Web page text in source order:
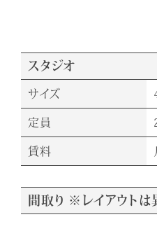
スタジオ
サイズ
定員
賃料
間取り ※レイアウトは